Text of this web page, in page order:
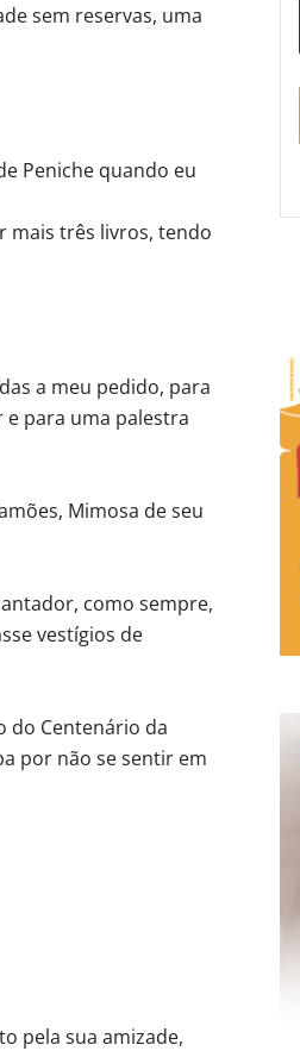
sem reservas, uma
Peniche quando eu
mais três livros, tendo
a meu pedido, para
e para uma palestra
Mimosa de seu
como sempre,
vestígios de
do Centenário da
por não se sentir em
pela sua amizade,